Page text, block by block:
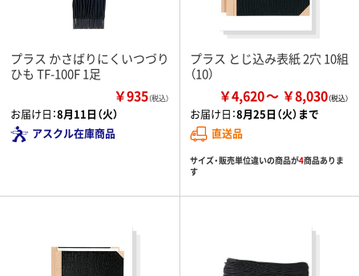
プラス かさばりにくいつづり
ひも TF-100F 1足
￥935（税込）
お届け日：8月11日（火）
アスクル在庫商品
プラス とじ込み表紙 2穴 10組
（10）
￥4,620 ￥8,030
お届け日：8月25日（火）まで
直送品
サイズ・販売単位違いの商品が4商品ありま
す